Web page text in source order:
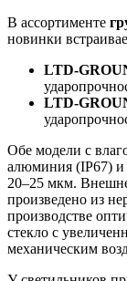
В ассортименте
новинки
LTD-
LTD-
Обе модели с
алюминия (IP67)
20–25 мкм.
произведено из
производстве
стекло с
механическим